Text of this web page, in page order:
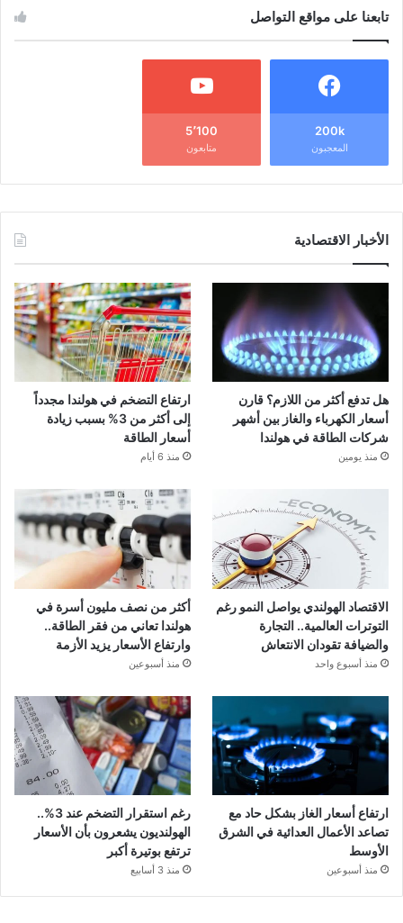
تابعنا على مواقع التواصل
200k
المعجبون
5٬100
متابعون
الأخبار الاقتصادية
هل تدفع أكثر من اللازم؟ قارن
أسعار الكهرباء والغاز بين أشهر
شركات الطاقة في هولندا
منذ يومين
ارتفاع التضخم في هولندا مجدداً
إلى أكثر من 3% بسبب زيادة
أسعار الطاقة
منذ 6 أيام
الاقتصاد الهولندي يواصل النمو رغم
التوترات العالمية.. التجارة
والضيافة تقودان الانتعاش
منذ أسبوع واحد
أكثر من نصف مليون أسرة في
هولندا تعاني من فقر الطاقة..
وارتفاع الأسعار يزيد الأزمة
منذ أسبوعين
ارتفاع أسعار الغاز بشكل حاد مع
تصاعد الأعمال العدائية في الشرق
الأوسط
منذ أسبوعين
رغم استقرار التضخم عند 3%..
الهولنديون يشعرون بأن الأسعار
ترتفع بوتيرة أكبر
منذ 3 أسابيع